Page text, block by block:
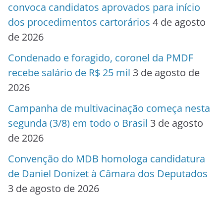
convoca candidatos aprovados para início
dos procedimentos cartorários 4 de agosto
de 2026
Condenado e foragido, coronel da PMDF
recebe salário de R$ 25 mil 3 de agosto de
2026
Campanha de multivacinação começa nesta
segunda (3/8) em todo o Brasil 3 de agosto
de 2026
Convenção do MDB homologa candidatura
de Daniel Donizet à Câmara dos Deputados
3 de agosto de 2026